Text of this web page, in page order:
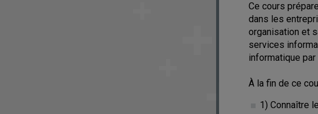
Ce cours
dans les
organisation et
services
informatique
À la fin de ce
1) Connaître